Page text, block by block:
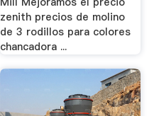
zenith precios de molino
de 3 rodillos para colores
chancadora ...